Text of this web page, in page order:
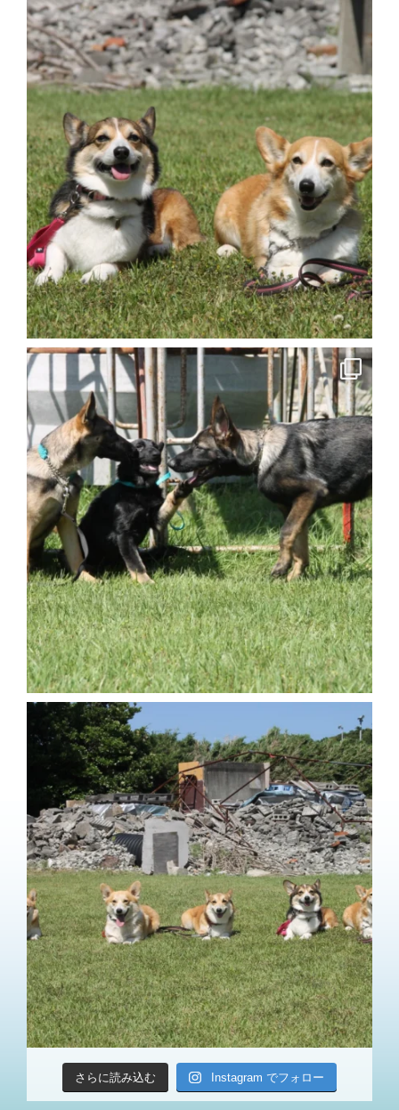
さらに読み込む Instagram でフォロー